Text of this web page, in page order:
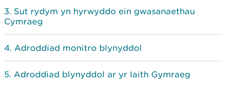
Sut rydym yn hyrwyddo ein gwasanaethau
Cymraeg
Adroddiad monitro blynyddol
Adroddiad blynyddol ar yr Iaith Gymraeg